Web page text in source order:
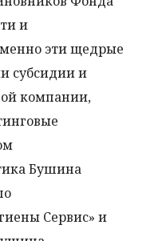
и
эти щедрые
субсидии и
компании,
Бушина
Сервис» и